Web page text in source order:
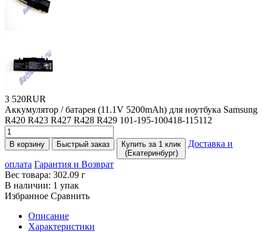
3 520RUR
Аккумулятор / батарея (11.1V 5200mAh) для ноутбука Samsung
R420 R423 R427 R428 R429 101-195-100418-115112
В корзину Быстрый заказ
Купить за 1 клик
(Екатеринбург)
Доставка и
оплата Гарантия и Возврат
Вес товара: 302.09 г
В наличии: 1 упак
Избранное Сравнить
Описание
Характеристики